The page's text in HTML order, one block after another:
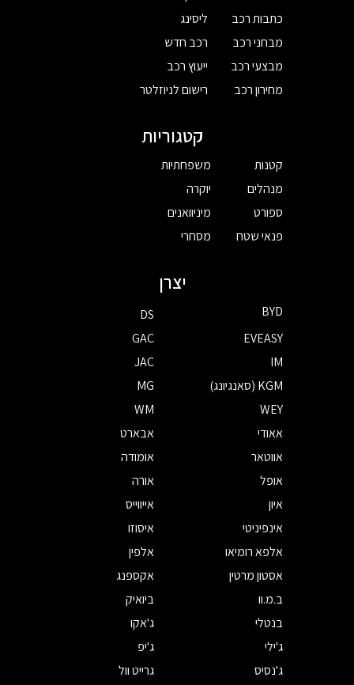
כתבות רכב
מבחני רכב
מבצעי רכב
מחירון רכב
ליסינג
רכב חדש
ייעוץ רכב
רישום לניוזלטר
קטגוריות
קטנות
מנהלים
ספורט
פנאי שטח
משפחתיות
יוקרה
מיניוואנים
מסחרי
יצרן
BYD
DS
EVEASY
GAC
IM
JAC
KGM (סאנגיונג)
MG
WEY
WM
אאודי
אבארט
אווטאר
אומודה
אופל
אורה
איון
אייווייס
אינפיניטי
איסוזו
אלפא רומיאו
אלפין
אסטון מרטין
אקספנג
ב.מ.וו
ביואיק
בנטלי
ג'אקו
ג'ילי
ג'יפ
ג'נסיס
גרייט וול